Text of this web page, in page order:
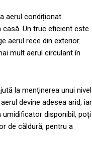
aerul condiționat.
Un truc eficient este
aerul rece din exterior.
mult aerul circulant în
la menținerea unui nivel
devine adesea arid, iar
disponibil, poți
de căldură, pentru a